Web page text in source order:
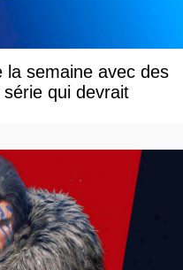
la semaine avec des
qui devrait